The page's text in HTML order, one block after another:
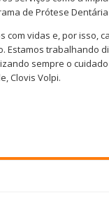
de Prótese
com vidas e, por isso,
Estamos trabalhando
sempre o
Clovis Volpi.